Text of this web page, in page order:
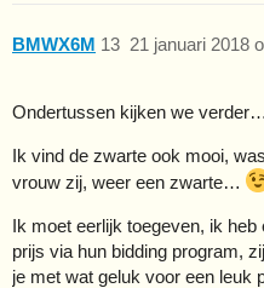
BMWX6M 21 januari 2018
13
Ondertussen kijken we verder…
Ik vind de zwarte ook mooi,
vrouw zij, weer een zwarte…
Ik moet eerlijk toegeven, ik
prijs via hun bidding program,
je met wat geluk voor een leuk